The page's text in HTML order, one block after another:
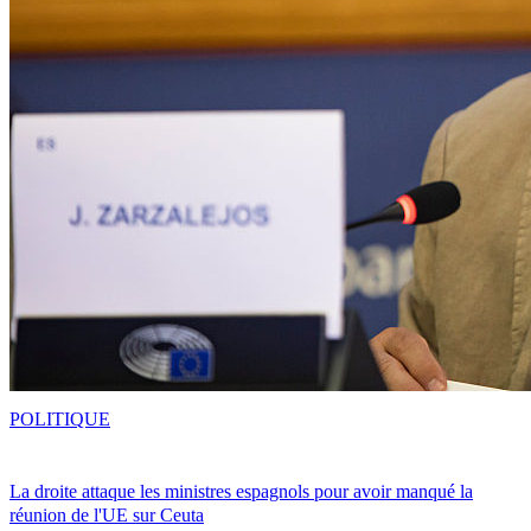
La droite attaque les ministres espagnols pour avoir manqué la
réunion de l'UE sur Ceuta
POLITIQUE